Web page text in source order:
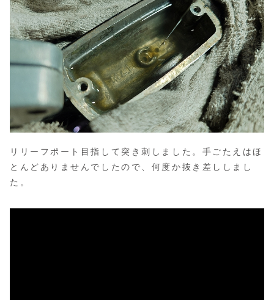
リリーフポート目指して突き刺しました。手ごたえはほ
とんどありませんでしたので、何度か抜き差ししまし
た。